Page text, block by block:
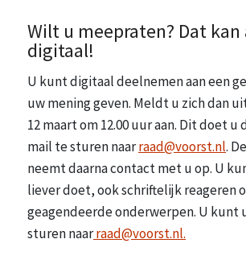
Wilt u meepraten? Dat kan
digitaal!
U kunt digitaal deelnemen aan een
uw mening geven. Meldt u zich dan
12 maart om 12.00 uur aan. Dit doet u
mail te sturen naarraad@voorst.nl.
neemt daarna contact met u op. U
liever doet, ook schriftelijk reageren
geagendeerde onderwerpen. U kunt
sturen naarraad@voorst.nl.